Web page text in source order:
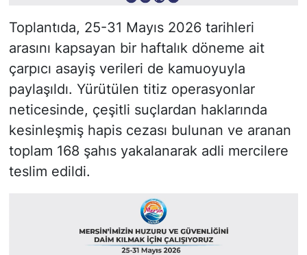
Toplantıda, 25-31 Mayıs 2026 tarihleri
arasını kapsayan bir haftalık döneme ait
çarpıcı asayiş verileri de kamuoyuyla
paylaşıldı. Yürütülen titiz operasyonlar
neticesinde, çeşitli suçlardan haklarında
kesinleşmiş hapis cezası bulunan ve aranan
toplam 168 şahıs yakalanarak adli mercilere
teslim edildi.